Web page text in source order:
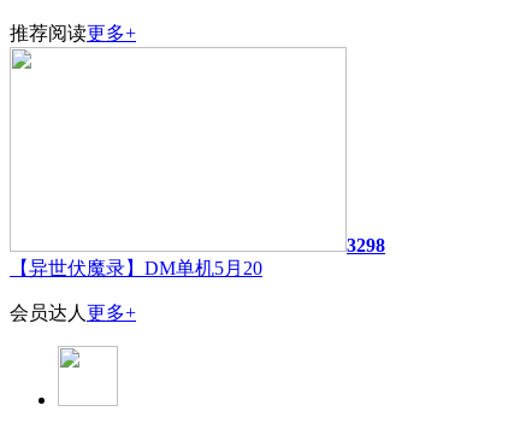
推荐阅读更多+
3298
【异世伏魔录】DM单机5月20
会员达人 更多+